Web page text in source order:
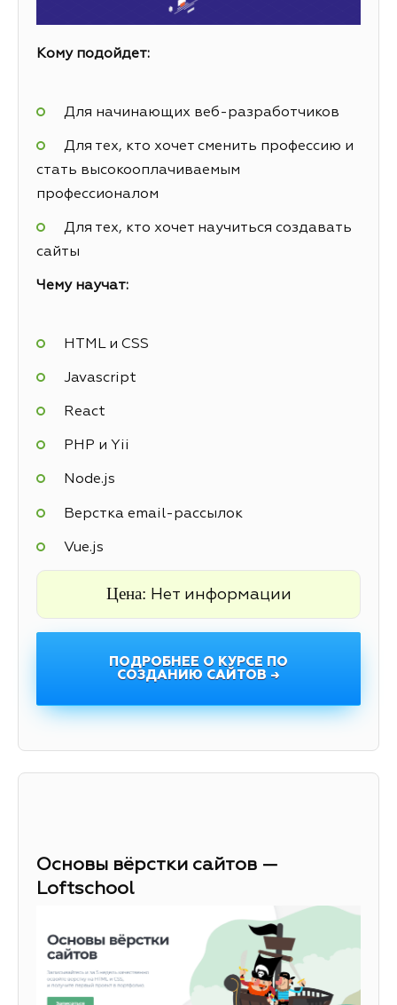
Кому подойдет:
Для начинающих веб-разработчиков
Для тех, кто хочет сменить профессию и
стать высокооплачиваемым
профессионалом
Для тех, кто хочет научиться создавать
сайты
Чему научат:
HTML и CSS
Javascript
React
PHP и Yii
Node.js
Верстка email-рассылок
Vue.js
Цена: Нет информации
ПОДРОБНЕЕ О КУРСЕ ПО
СОЗДАНИЮ САЙТОВ →
Основы вёрстки сайтов —
Loftschool